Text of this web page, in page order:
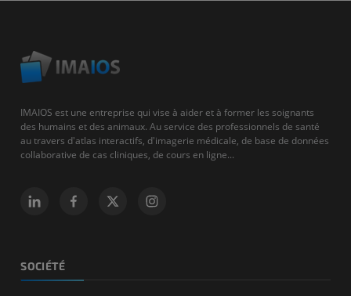
IMAIOS est une entreprise qui vise à aider et à former les soignants
des humains et des animaux. Au service des professionnels de santé
au travers d'atlas interactifs, d'imagerie médicale, de base de données
collaborative de cas cliniques, de cours en ligne...
SOCIÉTÉ